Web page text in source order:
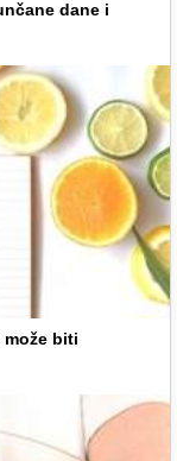
dane i
može biti